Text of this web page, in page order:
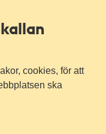
cookies, för att
ska